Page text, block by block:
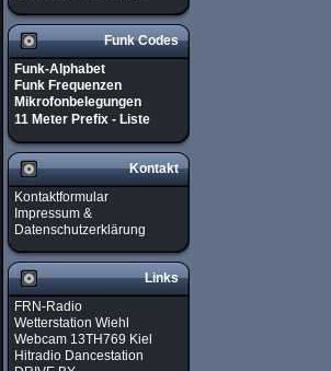
Funk Codes
Funk-Alphabet
Funk Frequenzen
Mikrofonbelegungen
11 Meter Prefix - Liste
Kontakt
Kontaktformular
Impressum &
Datenschutzerklärung
Links
FRN-Radio
Wetterstation Wiehl
Webcam 13TH769 Kiel
Hitradio Dancestation